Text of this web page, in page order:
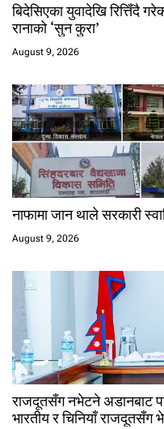
बिदेसिएका युवादेखि रित्तिँदै
रानाको ‘सुन कुरा’
August 9, 2026
नाफामा जान थाले सरकारी
August 9, 2026
राजदूतसँग नभेटने अडानबाट
भारतीय र चिनियाँ राजदूतसँग